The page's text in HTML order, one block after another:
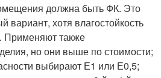
должна быть ФК. Это
вариант, хотя влагостойкость
Применяют также
но они выше по стоимости;
выбирают Е1 или Е0,5;